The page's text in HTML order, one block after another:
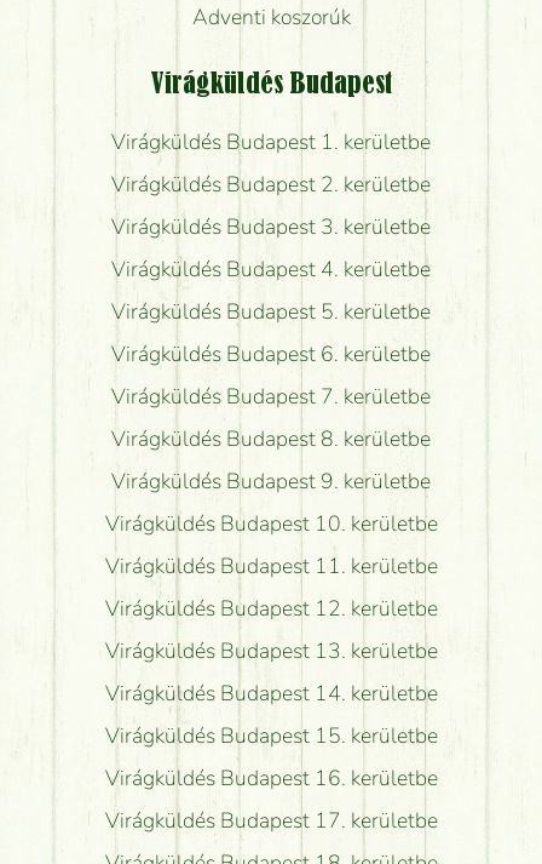
Adventi koszorúk
Virágküldés Budapest
Virágküldés Budapest 1. kerületbe
Virágküldés Budapest 2. kerületbe
Virágküldés Budapest 3. kerületbe
Virágküldés Budapest 4. kerületbe
Virágküldés Budapest 5. kerületbe
Virágküldés Budapest 6. kerületbe
Virágküldés Budapest 7. kerületbe
Virágküldés Budapest 8. kerületbe
Virágküldés Budapest 9. kerületbe
Virágküldés Budapest 10. kerületbe
Virágküldés Budapest 11. kerületbe
Virágküldés Budapest 12. kerületbe
Virágküldés Budapest 13. kerületbe
Virágküldés Budapest 14. kerületbe
Virágküldés Budapest 15. kerületbe
Virágküldés Budapest 16. kerületbe
Virágküldés Budapest 17. kerületbe